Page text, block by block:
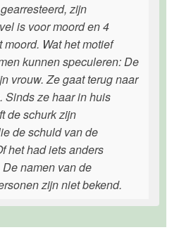
zijn
is voor moord en 4
Wat het motief
kunnen speculeren: De
vrouw. Ze gaat terug naar
Sinds ze haar in huis
de schurk zijn
de schuld van de
het had iets anders
namen van de
zijn niet bekend.